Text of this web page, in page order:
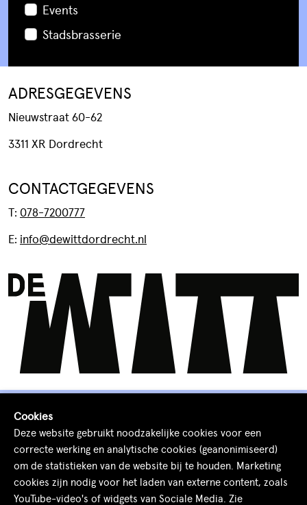
Events
Stadsbrasserie
ADRESGEGEVENS
Nieuwstraat 60-62
3311 XR Dordrecht
CONTACTGEGEVENS
T: 078-7200777
E: info@dewittdordrecht.nl
© 2026 De Witt Dordrecht
Cookies Algemene voorwaarden
Cookies
Deze website gebruikt noodzakelijke cookies voor een
correcte werking en analytische cookies (geanonimiseerd)
om de statistieken van de website bij te houden. Marketing
cookies zijn nodig voor het laden van externe content, zoals
YouTube-video's of widgets van Sociale Media. Zie